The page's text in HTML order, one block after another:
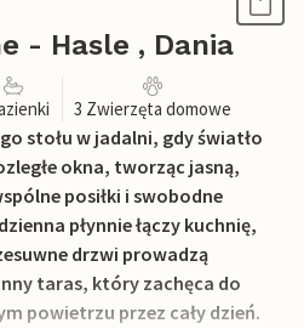
- Hasle , Dania
3 Zwierzęta domowe
stołu w jadalni, gdy światło
okna, tworząc jasną,
posiłki i swobodne
płynnie łączy kuchnię,
drzwi prowadzą
taras, który zachęca do
powietrzu przez cały dzień.